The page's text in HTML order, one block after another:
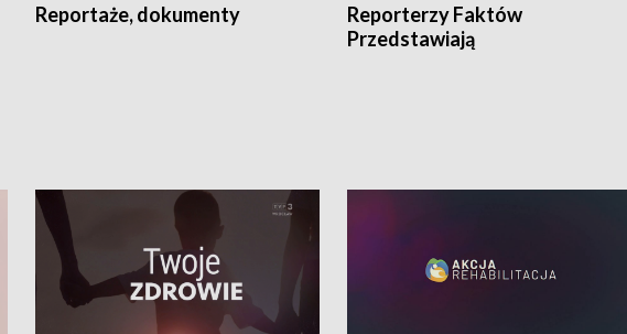
Reportaże, dokumenty
Reporterzy Faktów
Przedstawiają